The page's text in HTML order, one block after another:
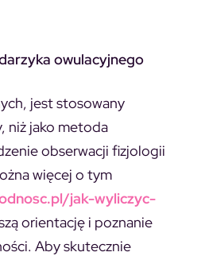
owulacyjnego
jest stosowany
niż jako metoda
obserwacji fizjologii
więcej o tym
jak-wyliczyc-
orientację i poznanie
Aby skutecznie